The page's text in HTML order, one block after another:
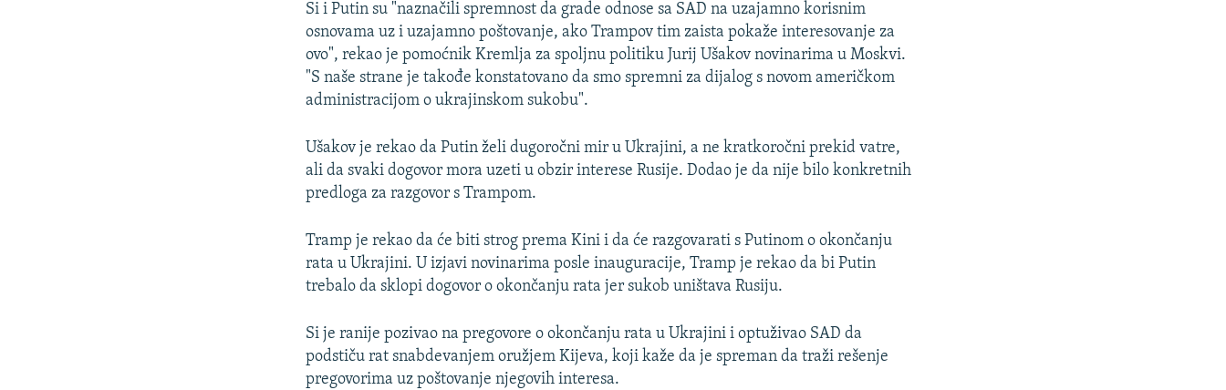
Si i Putin su "naznačili spremnost da grade odnose sa SAD na uzajamno korisnim
osnovama uz i uzajamno poštovanje, ako Trampov tim zaista pokaže interesovanje za
ovo", rekao je pomoćnik Kremlja za spoljnu politiku Jurij Ušakov novinarima u Moskvi.
"S naše strane je takođe konstatovano da smo spremni za dijalog s novom američkom
administracijom o ukrajinskom sukobu".
Ušakov je rekao da Putin želi dugoročni mir u Ukrajini, a ne kratkoročni prekid vatre,
ali da svaki dogovor mora uzeti u obzir interese Rusije. Dodao je da nije bilo konkretnih
predloga za razgovor s Trampom.
Tramp je rekao da će biti strog prema Kini i da će razgovarati s Putinom o okončanju
rata u Ukrajini. U izjavi novinarima posle inauguracije, Tramp je rekao da bi Putin
trebalo da sklopi dogovor o okončanju rata jer sukob uništava Rusiju.
Si je ranije pozivao na pregovore o okončanju rata u Ukrajini i optuživao SAD da
podstiču rat snabdevanjem oružjem Kijeva, koji kaže da je spreman da traži rešenje
pregovorima uz poštovanje njegovih interesa.